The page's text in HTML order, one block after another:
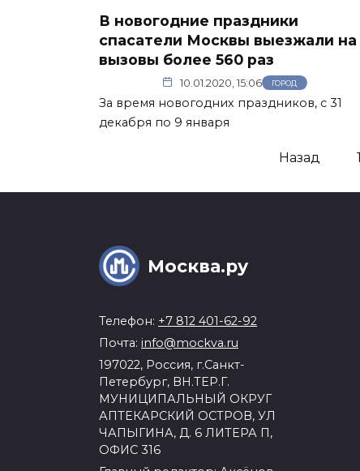
В новогодние праздники
спасатели Москвы выезжали на
вызовы более 560 раз
10.01.2020, 15:06 ГОРОД
За время новогодних праздников, с 31
декабря по 9 января
Назад 1
Москва.ру
Телефон: +7 812 401-62-92
Почта: info@mockva.ru
197022, Россия, г.Санкт-
Петербург, ВН.ТЕР.Г.
МУНИЦИПАЛЬНЫЙ ОКРУГ
АПТЕКАРСКИЙ ОСТРОВ, УЛ
ЧАПЫГИНА, Д. 6 ЛИТЕРА П,
ОФИС 316